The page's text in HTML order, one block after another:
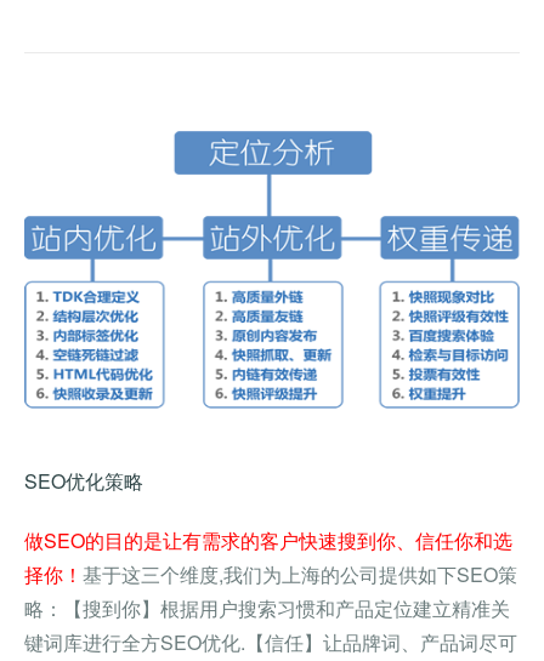
SEO优化策略
做SEO的目的是让有需求的客户快速搜到你、信任你和选
择你！ 基于这三个维度,我们为上海的公司提供如下SEO策
略：【搜到你】根据用户搜索习惯和产品定位建立精准关
键词库进行全方SEO优化.【信任】让品牌词、产品词尽可